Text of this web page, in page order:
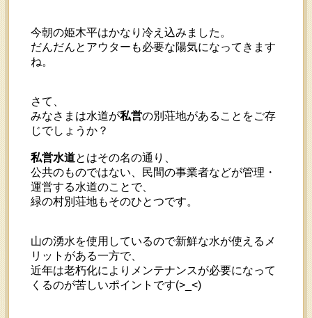
今朝の姫木平はかなり冷え込みました。
だんだんとアウターも必要な陽気になってきます
ね。
さて、
みなさまは水道が私営の別荘地があることをご存
じでしょうか？
私営水道とはその名の通り、
公共のものではない、民間の事業者などが管理・
運営する水道のことで、
緑の村別荘地もそのひとつです。
山の湧水を使用しているので新鮮な水が使えるメ
リットがある一方で、
近年は老朽化によりメンテナンスが必要になって
くるのが苦しいポイントです(>_<)